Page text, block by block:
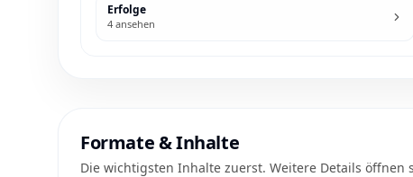
Erfolge
4 ansehen
Formate & Inhalte
Die wichtigsten Inhalte zuerst. Weitere Details öffnen